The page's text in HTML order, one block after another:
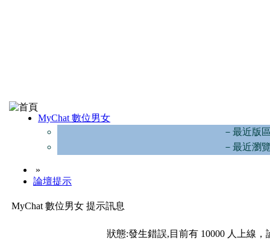
MyChat 數位男女
－最近版
－最近瀏
»
論壇提示
MyChat 數位男女 提示訊息
狀態:發生錯誤,目前有 10000 人上線